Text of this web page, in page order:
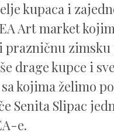
kupaca i
Art market
prazničnu
drage kupce i sve
kojima želimo
Senita Slipac
e.